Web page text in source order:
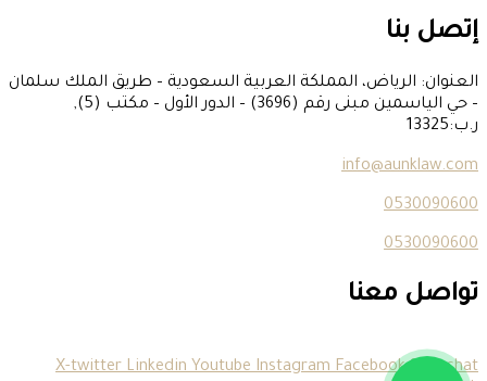
إتصل بنا
العنوان: الرياض، المملكة العربية السعودية – طريق الملك سلمان
– حي الياسمين مبنى رقم (3696) – الدور الأول – مكتب (5),
ر.ب:13325
info@aunklaw.com
0530090600
0530090600
تواصل معنا
X-twitter Linkedin Youtube Instagram Facebook
Snapchat